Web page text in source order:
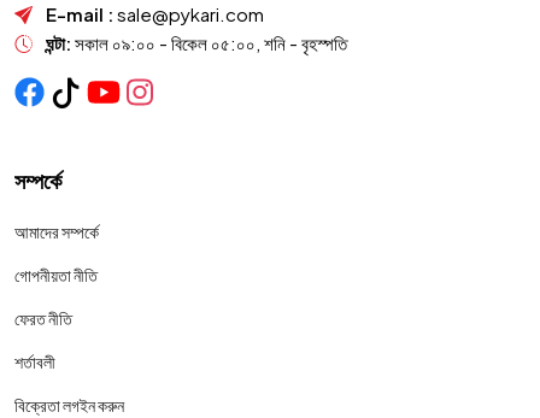
E-mail : sale@pykari.com
ঘন্টা: সকাল ০৯:০০ - বিকেল ০৫:০০, শনি - বৃহস্পতি
সম্পর্কে
আমাদের সম্পর্কে
গোপনীয়তা নীতি
ফেরত নীতি
শর্তাবলী
বিক্রেতা লগইন করুন